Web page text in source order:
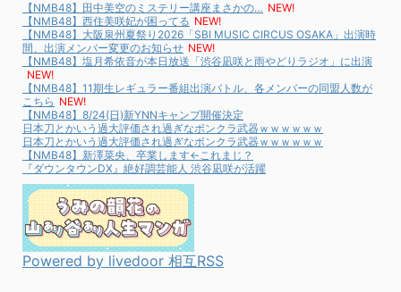
【NMB48】田中美空のミステリー講座まさかの… NEW!
【NMB48】西住美咲妃が困ってる NEW!
【NMB48】大阪泉州夏祭り2026「SBI MUSIC CIRCUS OSAKA」出演時
間、出演メンバー変更のお知らせ NEW!
【NMB48】塩月希依音が本日放送「渋谷凪咲と雨やどりラジオ」に出演
NEW!
【NMB48】11期生レギュラー番組出演バトル、各メンバーの同盟人数が
こちら NEW!
【NMB48】8/24(日)新YNNキャンプ開催決定
日本刀とかいう過大評価され過ぎなボンクラ武器ｗｗｗｗｗｗ
日本刀とかいう過大評価され過ぎなボンクラ武器ｗｗｗｗｗｗ
【NMB48】新澤菜央、卒業します←これまじ？
『ダウンタウンDX』絶好調芸能人 渋谷凪咲が活躍
Powered by livedoor 相互RSS